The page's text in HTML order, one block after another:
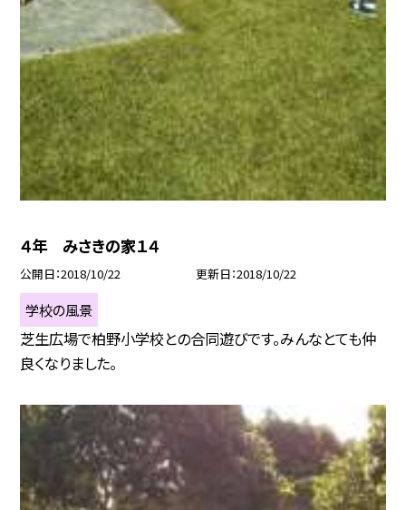
４年 みさきの家１４
公開日 2018/10/22 更新日 2018/10/22
学校の風景
芝生広場で柏野小学校との合同遊びです。みんなとても仲
良くなりました。